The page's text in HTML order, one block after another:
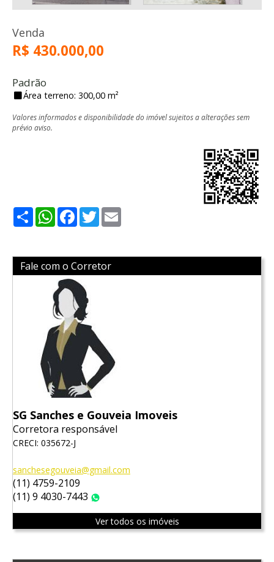
Venda
R$ 430.000,00
Padrão
Área terreno: 300,00 m²
Valores informados e disponibilidade do imóvel sujeitos a alterações sem
prévio aviso.
ShareWhatsApp
Facebook
Twitter
Fale com o Corretor
SG Sanches e Gouveia Imoveis
Corretora responsável
CRECI: 035672-J
sanchesegouveia@gmail.com
(11) 4759-2109
(11) 9 4030-7443
Ver todos os imóveis